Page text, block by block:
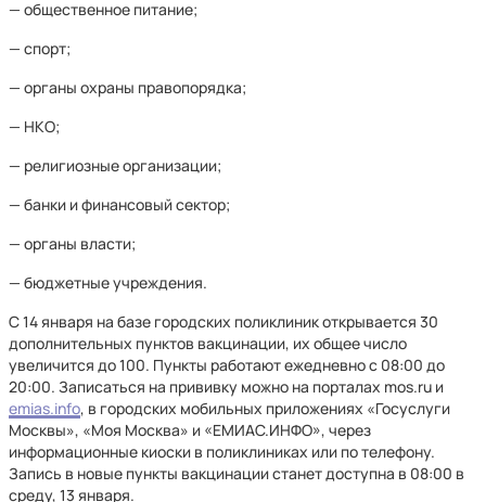
— общественное питание;
— спорт;
— органы охраны правопорядка;
— НКО;
— религиозные организации;
— банки и финансовый сектор;
— органы власти;
— бюджетные учреждения.
С 14 января на базе городских поликлиник открывается 30
дополнительных пунктов вакцинации, их общее число
увеличится до 100. Пункты работают ежедневно с 08:00 до
20:00. Записаться на прививку можно на порталах mos.ru и
emias.info, в городских мобильных приложениях «Госуслуги
Москвы», «Моя Москва» и «ЕМИАС.ИНФО», через
информационные киоски в поликлиниках или по телефону.
Запись в новые пункты вакцинации станет доступна в 08:00 в
среду, 13 января.